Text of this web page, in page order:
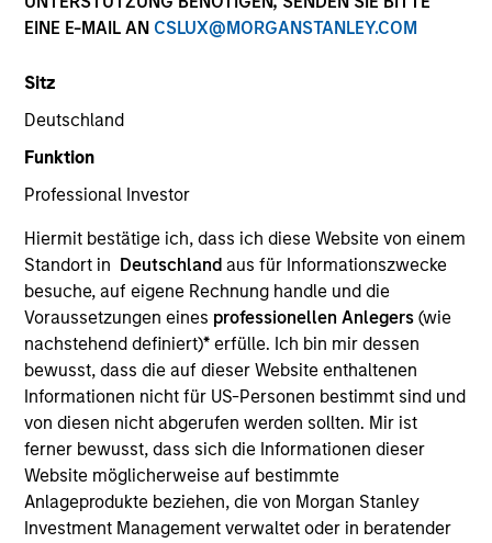
EINE E-MAIL AN CSLUX@MORGANSTANLEY.COM
Sitz
Deutschland
Funktion
Professional Investor
Hiermit bestätige ich, dass ich diese Website von einem
Standort in Deutschland aus für Informationszwecke
besuche, auf eigene Rechnung handle und die
Voraussetzungen eines professionellen Anlegers(wie
nachstehend definiert)* erfülle. Ich bin mir dessen
bewusst, dass die auf dieser Website enthaltenen
Informationen nicht für US-Personen bestimmt sind und
von diesen nicht abgerufen werden sollten. Mir ist
ferner bewusst, dass sich die Informationen dieser
Website möglicherweise auf bestimmte
Anlageprodukte beziehen, die von Morgan Stanley
Investment Management verwaltet oder in beratender
Ressourcen
Überblick
Anlageziel
Ein attraktives Niveau der Gesamtrendite zu bieten
und gleichzeitig positive ökologische und soziale
Auswirkungen und Ergebnisse zu unterstützen.Der
Fonds fällt in den Geltungsbereich von Artikel 9
der europäischen Offenlegungsverordnung für
nachhaltige Geldanlagen („SFDR“).